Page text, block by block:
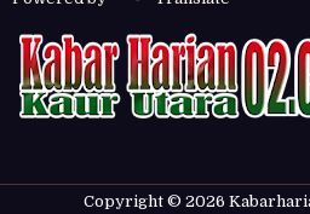
Copyright © 2026